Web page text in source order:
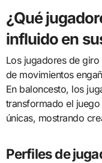
¿Qué
influido en
Los jugadores de
de movimientos
En baloncesto, los
transformado el
únicas, mostrando
Perfiles de